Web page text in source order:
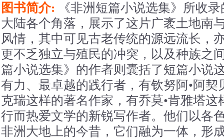
图书简介: 《非洲短篇小说选集》所收
大陆各个角落，展示了这片广袤土地南
风情，其中可见古老传统的源远流长，
更不乏独立与殖民的冲突，以及种族之
篇小说选集》的作者则囊括了短篇小说
有力、最卓越的践行者，有钦努阿•阿契
克瑞这样的著名作家，有乔莫•肯雅塔
行而热爱文学的新锐写作者。他们以各
非洲大地上的今昔，它们融为一体，形